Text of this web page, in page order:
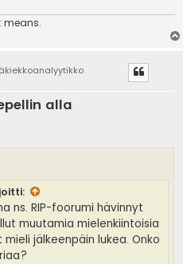
means.
alla
ns. RIP-foorumi hävinnyt
muutamia mielenkiintoisia
jälkeenpäin lukea. Onko